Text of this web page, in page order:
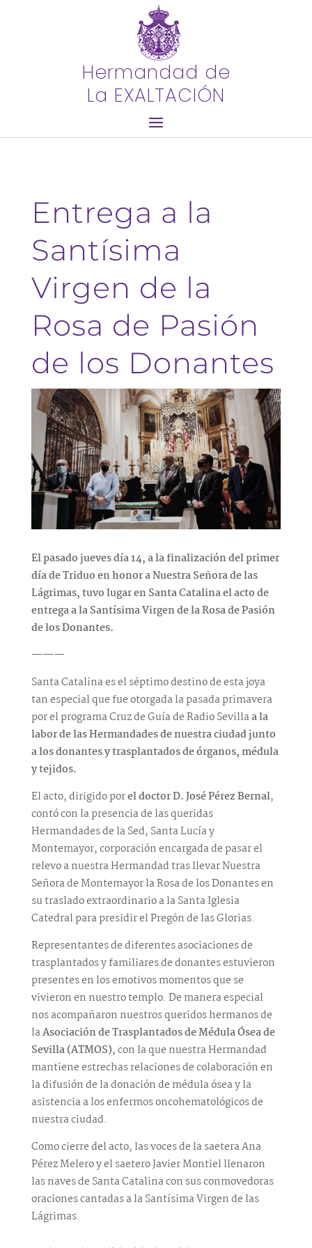
Hermandad de
La EXALTACIÓN
Entrega a la
Santísima
Virgen de la
Rosa de Pasión
de los Donantes
El pasado jueves día 14, a la finalización del primer
día de Triduo en honor a Nuestra Señora de las
Lágrimas, tuvo lugar en Santa Catalina el acto de
entrega a la Santísima Virgen de la Rosa de Pasión
de los Donantes.
———
Santa Catalina es el séptimo destino de esta joya
tan especial que fue otorgada la pasada primavera
por el programa Cruz de Guía de Radio Sevillaa la
labor de las Hermandades de nuestra ciudad junto
a los donantes y trasplantados de órganos, médula
y tejidos.
El acto, dirigido porel doctor D. José Pérez Bernal,
contó con la presencia de las queridas
Hermandades de la Sed, Santa Lucía y
Montemayor, corporación encargada de pasar el
relevo a nuestra Hermandad tras llevar Nuestra
Señora de Montemayor la Rosa de los Donantes en
su traslado extraordinario a la Santa Iglesia
Catedral para presidir el Pregón de las Glorias.
Representantes de diferentes asociaciones de
trasplantados y familiares de donantes estuvieron
presentes en los emotivos momentos que se
vivieron en nuestro templo. De manera especial
nos acompañaron nuestros queridos hermanos de
laAsociación de Trasplantados de Médula Ósea de
Sevilla (ATMOS), con la que nuestra Hermandad
mantiene estrechas relaciones de colaboración en
la difusión de la donación de médula ósea y la
asistencia a los enfermos oncohematológicos de
nuestra ciudad.
Como cierre del acto, las voces de la saetera Ana
Pérez Melero y el saetero Javier Montiel llenaron
las naves de Santa Catalina con sus conmovedoras
oraciones cantadas a la Santísima Virgen de las
Lágrimas.